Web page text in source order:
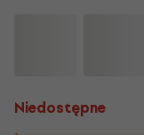
Niedostępne